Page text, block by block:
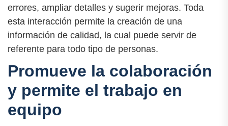
errores, ampliar detalles y sugerir mejoras. Toda
esta interacción permite la creación de una
información de calidad, la cual puede servir de
referente para todo tipo de personas.
Promueve la colaboración
y permite el trabajo en
equipo